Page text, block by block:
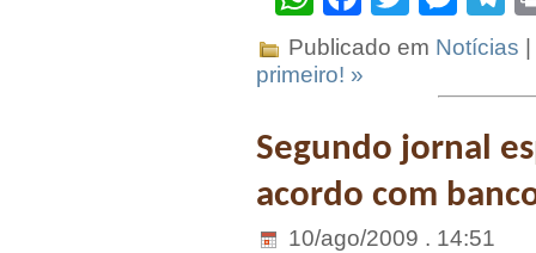
Publicado em Notícias
primeiro! »
Segundo jornal
acordo com
10/ago/2009 . 14:51